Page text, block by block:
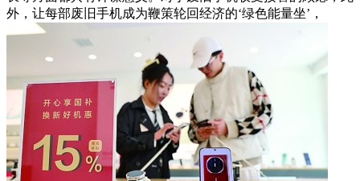
外，让每部废旧手机成为鞭策轮回经济的‘绿色能量坐’，